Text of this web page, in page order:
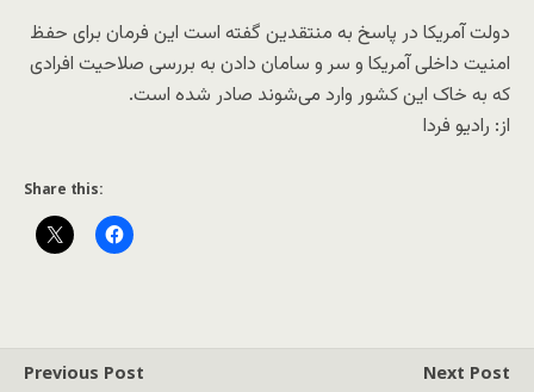
دولت آمریکا در پاسخ به منتقدین گفته است این فرمان برای حفظ
امنیت داخلی آمریکا و سر و سامان دادن به بررسی صلاحیت افرادی
که به خاک این کشور وارد می‌شوند صادر شده است.
از: رادیو فردا
Share this:
Previous Post Next Post